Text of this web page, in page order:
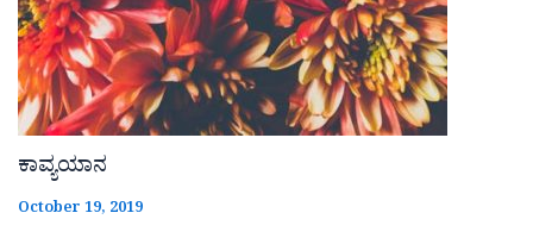
ಕಾವ್ಯಯಾನ
October 19, 2019